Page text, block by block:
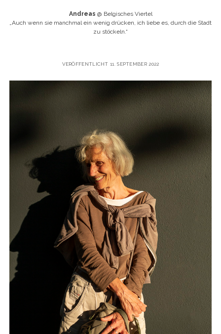
Andreas @ Belgisches Viertel
Auch wenn sie manchmal ein wenig drücken, ich liebe es, durch die Stadt
zu stöckeln.“
VERÖFFENTLICHT 11. SEPTEMBER 2022